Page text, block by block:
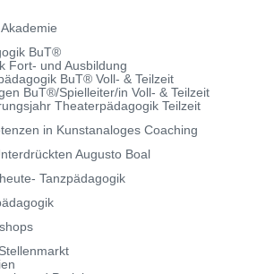
BuT®
Fort- und Ausbildung
BuT® Voll- & Teilzeit
BuT®/Spielleiter/in Voll- & Teilzeit
Theaterpädagogik Teilzeit
in Kunstanaloges Coaching
Augusto Boal
Tanzpädagogik